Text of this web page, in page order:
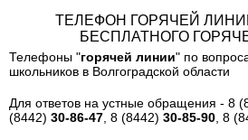
ТЕЛЕФОН ГОРЯЧЕЙ
БЕСПЛАТНОГО
Телефоны "горячей линии" по
школьников в Волгоградской области
Для ответов на устные обращения - 8
(8442) 30-86-47 , 8 (8442) 30-85-90 , 8